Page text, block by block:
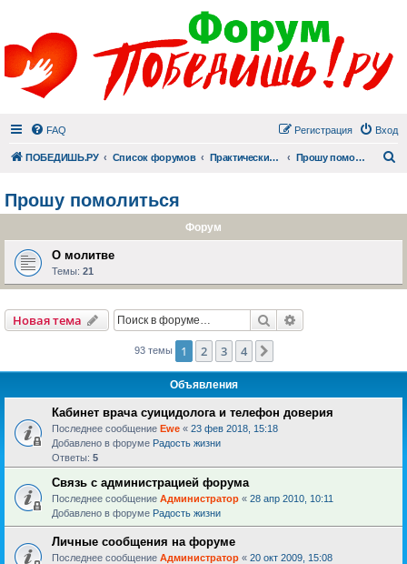
FAQ Вход
Регистрация
ПОБЕДИШЬ.РУ Список форумов Практический раздел Прошу помолиться
Прошу помолиться
Форум
О молитве
Темы: 21
Новая тема Поиск
93 темы 1 2 3 4
Объявления
Кабинет врача суицидолога и телефон доверия
Последнее сообщение Ewe « 23 фев 2018, 15:18
Добавлено в форуме Радость жизни
Ответы: 5
Связь с администрацией форума
Последнее сообщение Администратор « 28 апр 2010, 10:11
Добавлено в форуме Радость жизни
Личные сообщения на форуме
Последнее сообщение Администратор « 20 окт 2009, 15:08